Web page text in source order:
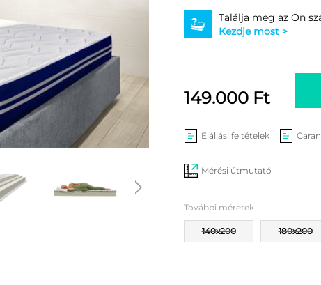
Találja meg az Ön
Kezdje most >
149.000 Ft
Elállási feltételek
Mérési útmutató
További méretek
140x200 180x200